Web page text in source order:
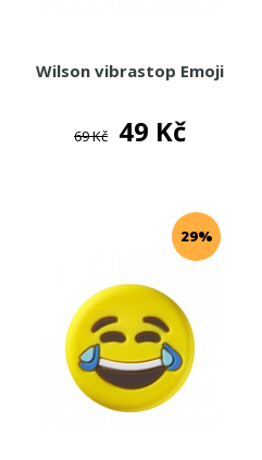
Wilson vibrastop Emoji
69 Kč 49 Kč
29%